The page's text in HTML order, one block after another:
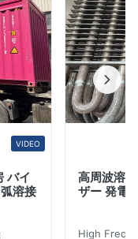
力を高めるために取
区域を、容積および
でき高められた熱伝
...
VIDEO
バイ
溶接
高周波溶
ザー 発電
High